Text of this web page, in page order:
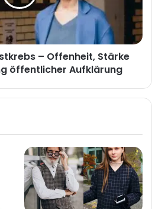
– Offenheit, Stärke
öffentlicher Aufklärung